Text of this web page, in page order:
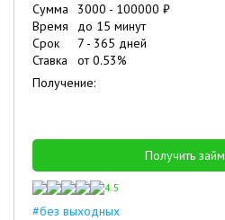
Сумма 3000 - 100000 ₽
Время
до 15 минут
Срок
7 - 365 дней
Ставка
от0.53%
Получение:
Получить займ
4.5
#без выходных